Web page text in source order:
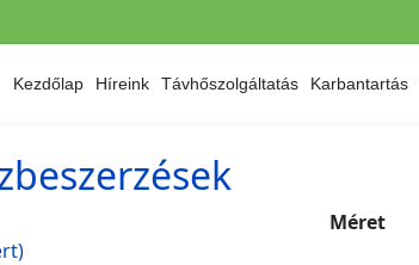
Kezdőlap Híreink Távhőszolgáltatás Karbantartás
Méret